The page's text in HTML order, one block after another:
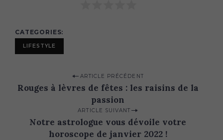
CATEGORIES
LIFESTYLE
o
ARTICLE PRÉCÉDENT
Rouges à lèvres de fêtes : les raisins de la
passion
ARTICLE SUIVANT
Notre astrologue vous dévoile votre
horoscope de janvier 2022 !